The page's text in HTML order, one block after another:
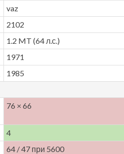
vaz
2102
1.2 MT (64 л.с.)
1971
1985
76 × 66
4
64 / 47 при 5600